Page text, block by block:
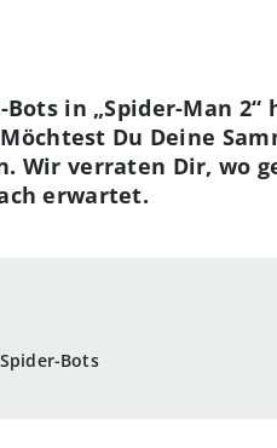
Bots
in „Spider-Man
Du Deine
Wir verraten Dir, wo
erwartet.